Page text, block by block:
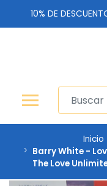
10% DE
Inicio
Barry White -
The Love